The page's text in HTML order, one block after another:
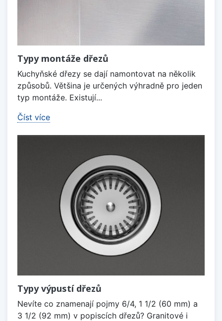
Typy montáže dřezů
Kuchyňské dřezy se dají namontovat na několik
způsobů. Většina je určených výhradně pro jeden
typ montáže. Existují...
Číst více
Typy výpustí dřezů
Nevíte co znamenají pojmy 6/4, 1 1/2 (60 mm) a
3 1/2 (92 mm) v popiscích dřezů? Granitové i